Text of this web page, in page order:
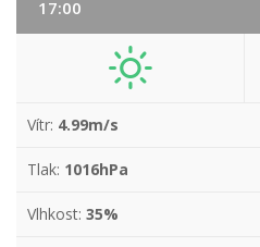
17:00
Vítr: 4.99m/s
Tlak: 1016hPa
Vlhkost: 35%